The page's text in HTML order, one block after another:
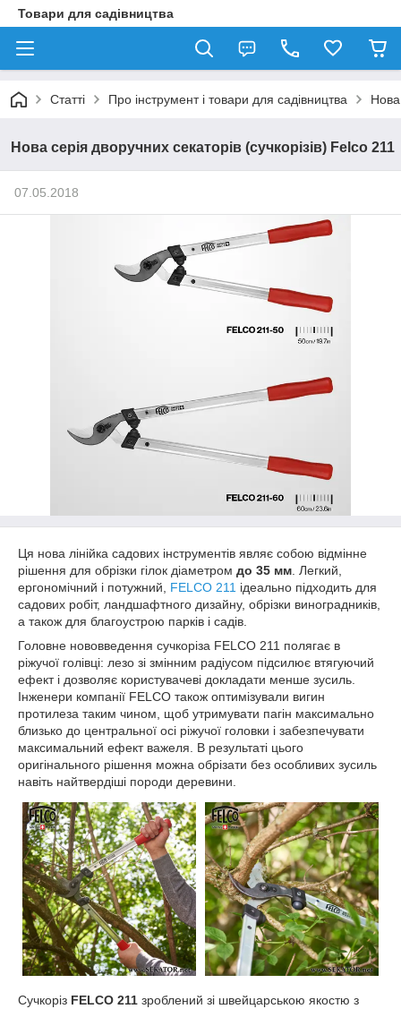
Товари для садівництва
Статті Про інструмент і товари для садівництва Нова
Нова серія дворучних секаторів (сучкорізів) Felco 211
07.05.2018
Ця нова лінійка садових інструментів являє собою відмінне
рішення для обрізки гілок діаметром до 35 мм . Легкий,
ергономічний і потужний, FELCO 211 ідеально підходить для
садових робіт, ландшафтного дизайну, обрізки виноградників,
а також для благоустрою парків і садів.
Головне нововведення сучкоріза FELCO 211 полягає в
ріжучої голівці: лезо зі змінним радіусом підсилює втягуючий
ефект і дозволяє користувачеві докладати менше зусиль.
Інженери компанії FELCO також оптимізували вигин
протилеза таким чином, щоб утримувати пагін максимально
близько до центральної осі ріжучої головки і забезпечувати
максимальний ефект важеля. В результаті цього
оригінального рішення можна обрізати без особливих зусиль
навіть найтвердіші породи деревини.
Сучкоріз FELCO 211 зроблений зі швейцарською якостю з